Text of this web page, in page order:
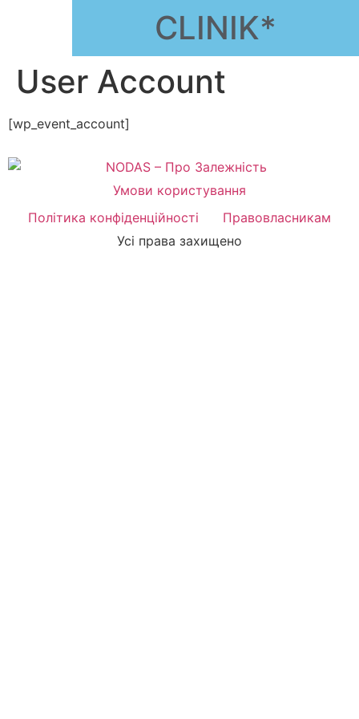
CLINIK*
User Account
[wp_event_account]
Умови користування
Політика конфіденційності
Правовласникам
Усі права захищено